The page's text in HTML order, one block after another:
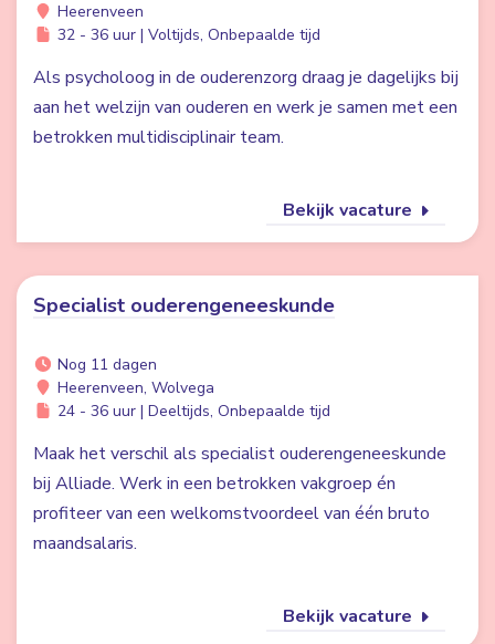
Heerenveen
32 - 36 uur | Voltijds, Onbepaalde tijd
Als psycholoog in de ouderenzorg draag je dagelijks bij
aan het welzijn van ouderen en werk je samen met een
betrokken multidisciplinair team.
Bekijk vacature
Specialist ouderengeneeskunde
Nog 11 dagen
Heerenveen, Wolvega
24 - 36 uur | Deeltijds, Onbepaalde tijd
Maak het verschil als specialist ouderengeneeskunde
bij Alliade. Werk in een betrokken vakgroep én
profiteer van een welkomstvoordeel van één bruto
maandsalaris.
Bekijk vacature